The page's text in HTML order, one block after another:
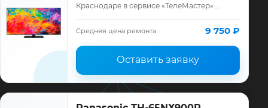
Краснодаре в сервисе «ТелеМастер»:
ремонта, запчасти и гарантия до 12
месяце…
Средняя цена ремонта 9 750 ₽
Оставить заявку